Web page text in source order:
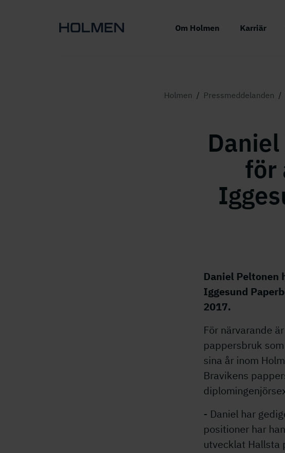
Om Holmen Karriär
Holmen / Pressmeddelanden /
för
Daniel Peltonen
Iggesund
2017.
För närvarande
pappersbruk
sina år inom
Bravikens
- Daniel har
positioner har
utvecklat Hallsta